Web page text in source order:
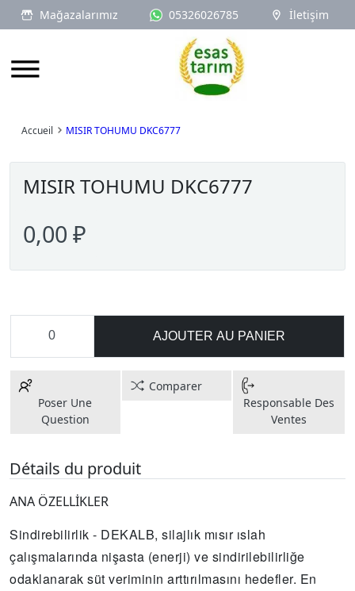
Mağazalarımız 05326026785 İletişim
Logo
Accueil MISIR TOHUMU DKC6777
MISIR TOHUMU DKC6777
0,00 ₽
AJOUTER AU PANIER
Poser Une
Question
Comparer
Responsable Des
Ventes
Détails du produit
ANA ÖZELLİKLER
Sindirebilirlik - DEKALB, silajlık mısır ıslah
çalışmalarında nişasta (enerji) ve sindirilebilirliğe
odaklanarak süt veriminin arttırılmasını hedefler. En